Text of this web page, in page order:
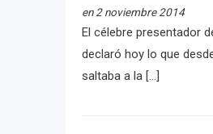
en 2 noviembre 2014
El célebre presentador
declaró hoy lo que
saltaba a la […]